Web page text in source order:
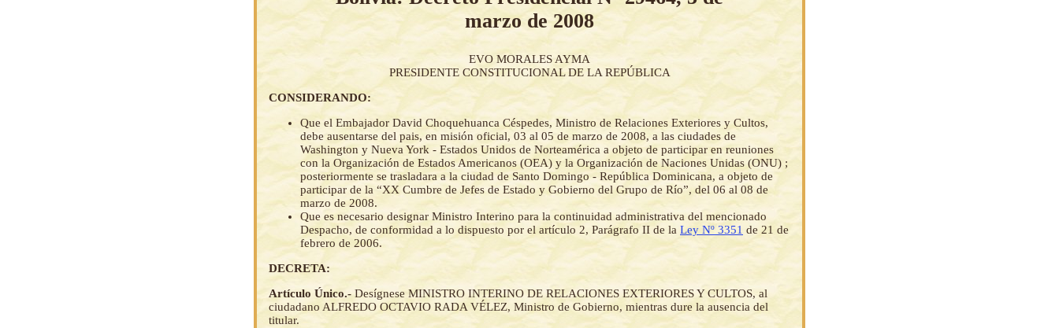
marzo de 2008
EVO MORALES AYMA
PRESIDENTE CONSTITUCIONAL DE LA REPÚBLICA
CONSIDERANDO:
Que el Embajador David Choquehuanca Céspedes, Ministro de Relaciones Exteriores y Cultos,
debe ausentarse del pais, en misión oficial, 03 al 05 de marzo de 2008, a las ciudades de
Washington y Nueva York - Estados Unidos de Norteamérica a objeto de participar en reuniones
con la Organización de Estados Americanos (OEA) y la Organización de Naciones Unidas (ONU) ;
posteriormente se trasladara a la ciudad de Santo Domingo - República Dominicana, a objeto de
participar de la “XX Cumbre de Jefes de Estado y Gobierno del Grupo de Río”, del 06 al 08 de
marzo de 2008.
Que es necesario designar Ministro Interino para la continuidad administrativa del mencionado
Despacho, de conformidad a lo dispuesto por el artículo 2, Parágrafo II de la Ley Nº 3351 de 21 de
febrero de 2006.
DECRETA:
Artículo Único.- Desígnese MINISTRO INTERINO DE RELACIONES EXTERIORES Y CULTOS, al
ciudadano ALFREDO OCTAVIO RADA VÉLEZ, Ministro de Gobierno, mientras dure la ausencia del
titular.